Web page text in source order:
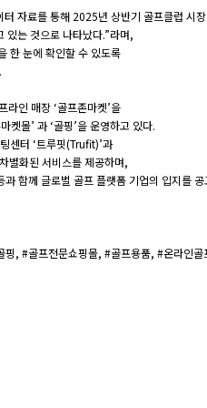
자료를 통해 2025년 상반기 골프클럽 시
있는 것으로 나타났다.”라며,
한 눈에 확인할 수 있도록
라인 매장 ‘골프존마켓’을
켓몰’ 과 ‘골핑’을 운영하고 있다.
센터 ‘트루핏(Trufit)’과
별화된 서비스를 제공하며,
함께 글로벌 골프 플랫폼 기업의 입지를
, #골프전문쇼핑몰, #골프용품, #온라인